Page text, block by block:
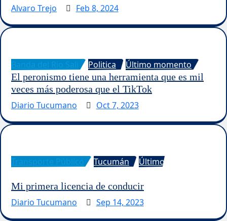
Alvaro Trejo Feb 8, 2024
Politica
Último momento
El peronismo tiene una herramienta que es mil
veces más poderosa que el TikTok
Diario Tucumano
Oct 7, 2023
Tucumán
Último
Mi primera licencia de conducir
Diario Tucumano
Sep 14, 2023